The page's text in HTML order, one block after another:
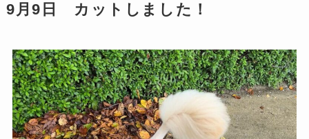
9月9日 カットしました！